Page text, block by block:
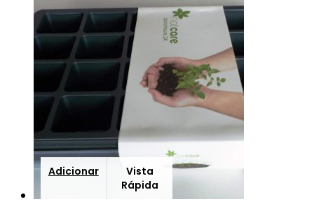
Adicionar
Vista
Rápida